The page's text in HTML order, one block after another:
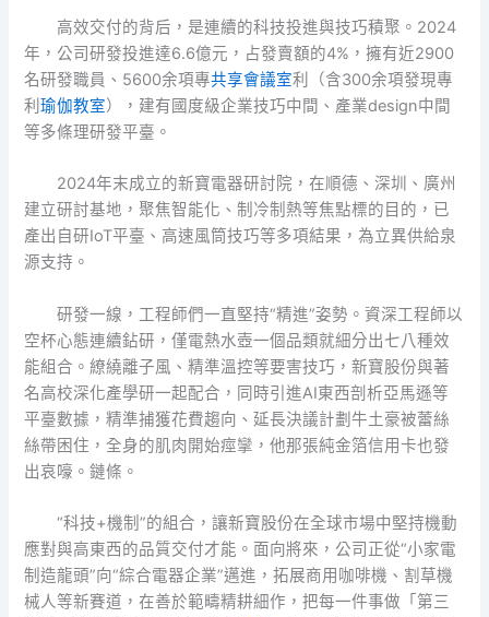
高效交付的背后，是連續的科技投進與技巧積聚。2024
年，公司研發投進達6.6億元，占發賣額的4%，擁有近2900
名研發職員、5600余項專共享會議室利（含300余項發現專
利瑜伽教室），建有國度級企業技巧中間、產業design中間
等多條理研發平臺。
2024年末成立的新寶電器研討院，在順德、深圳、廣州
建立研討基地，聚焦智能化、制冷制熱等焦點標的目的，已
產出自研IoT平臺、高速風筒技巧等多項結果，為立異供給泉
源支持。
研發一線，工程師們一直堅持“精進”姿勢。資深工程師以
空杯心態連續鉆研，僅電熱水壺一個品類就細分出七八種效
能組合。繚繞離子風、精準溫控等要害技巧，新寶股份與著
名高校深化產學研一起配合，同時引進AI東西剖析亞馬遜等
平臺數據，精準捕獲花費趨向、延長決議計劃牛土豪被蕾絲
絲帶困住，全身的肌肉開始痙攣，他那張純金箔信用卡也發
出哀嚎。鏈條。
“科技+機制”的組合，讓新寶股份在全球市場中堅持機動
應對與高東西的品質交付才能。面向將來，公司正從“小家電
制造龍頭”向“綜合電器企業”邁進，拓展商用咖啡機、割草機
械人等新賽道，在善於範疇精耕細作，把每一件事做「第三